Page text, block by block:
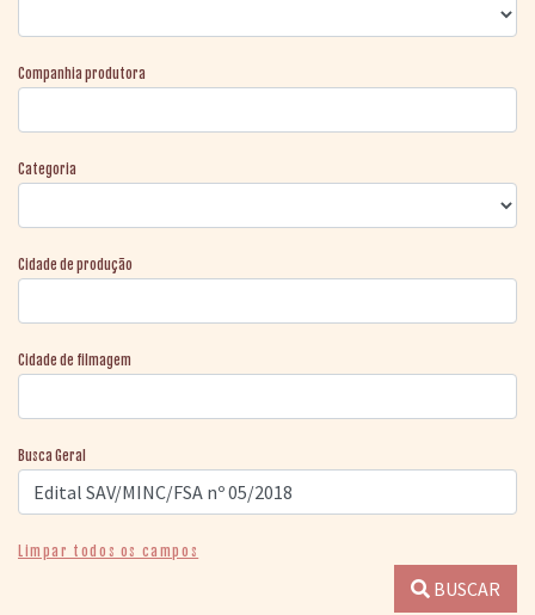
Companhia produtora
Categoria
Cidade de produção
Cidade de filmagem
Busca Geral
Limpar todos os campos
BUSCAR